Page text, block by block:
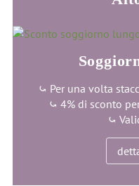
⤿ Per una volta
⤿ 4% di sconto
⤿